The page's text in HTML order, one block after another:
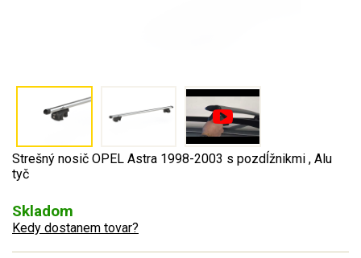
Strešný nosič OPEL Astra 1998-2003 s pozdĺžnikmi , Alu
tyč
Skladom
Kedy dostanem tovar?